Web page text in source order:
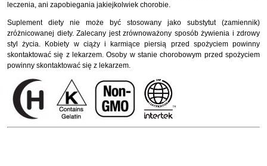
leczenia, ani zapobiegania jakiejkolwiek chorobie.
Suplement diety nie może być stosowany jako substytut (zamiennik)
zróżnicowanej diety. Zalecany jest zrównoważony sposób żywienia i zdrowy
styl życia. Kobiety w ciąży i karmiące piersią przed spożyciem powinny
skontaktować się z lekarzem. Osoby w stanie chorobowym przed spożyciem
powinny skontaktować się z lekarzem.